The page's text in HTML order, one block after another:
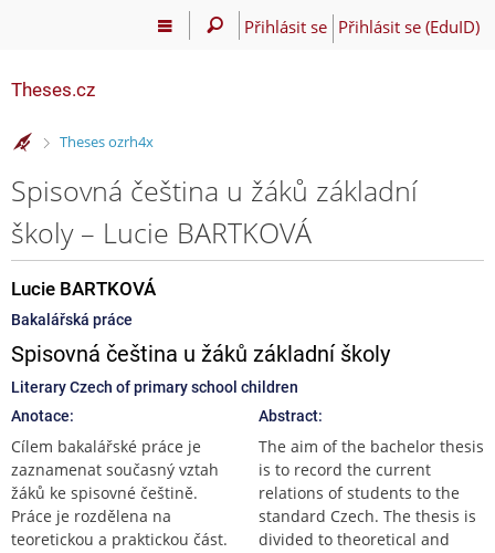
Přihlásit se Přihlásit se (EduID)
Theses.cz
>
Theses ozrh4x
Spisovná čeština u žáků základní
školy – Lucie BARTKOVÁ
Lucie BARTKOVÁ
Bakalářská práce
Spisovná čeština u žáků základní školy
Literary Czech of primary school children
Anotace:
Cílem bakalářské práce je
zaznamenat současný vztah
žáků ke spisovné češtině.
Práce je rozdělena na
teoretickou a praktickou část.
Abstract:
The aim of the bachelor thesis
is to record the current
relations of students to the
standard Czech. The thesis is
divided to theoretical and